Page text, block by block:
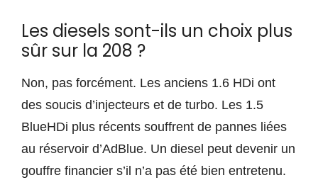
Les diesels sont-ils un choix plus
sûr sur la 208 ?
Non, pas forcément. Les anciens 1.6 HDi ont
des soucis d’injecteurs et de turbo. Les 1.5
BlueHDi plus récents souffrent de pannes liées
au réservoir d’AdBlue. Un diesel peut devenir un
gouffre financier s’il n’a pas été bien entretenu.